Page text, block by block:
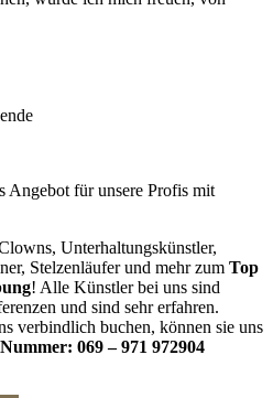
Angebot für unsere Profis mit
Unterhaltungskünstler,
Stelzenläufer und mehr zum Top
! Alle Künstler bei uns sind
und sind sehr erfahren.
verbindlich buchen, können sie uns
069 – 971 972904